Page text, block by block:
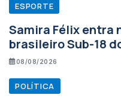
ESPORTE
Samira Félix entra
brasileiro Sub-18
08/08/2026
POLÍTICA